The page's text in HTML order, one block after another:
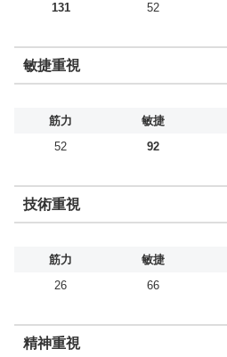
131
52
敏捷重視
筋力 敏捷
52
92
技術重視
筋力 敏捷
26
66
精神重視